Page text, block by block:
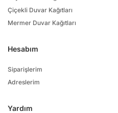
Çiçekli Duvar Kağıtları
Mermer Duvar Kağıtları
Hesabım
Siparişlerim
Adreslerim
Yardım